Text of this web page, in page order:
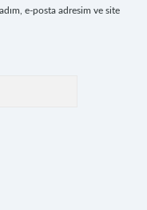
e-posta adresim ve site